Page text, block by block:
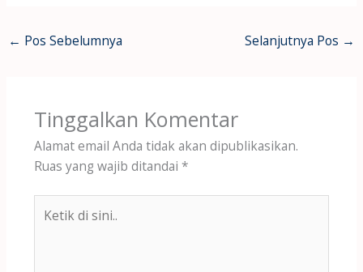
← Pos Sebelumnya Selanjutnya Pos →
Tinggalkan Komentar
Alamat email Anda tidak akan dipublikasikan.
Ruas yang wajib ditandai *